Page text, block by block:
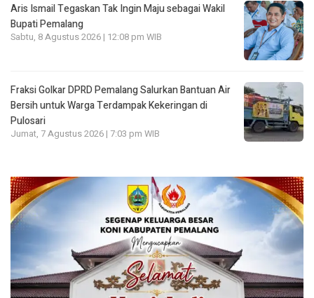
Aris Ismail Tegaskan Tak Ingin Maju sebagai Wakil
Bupati Pemalang
Sabtu, 8 Agustus 2026 | 12:08 pm WIB
Fraksi Golkar DPRD Pemalang Salurkan Bantuan Air
Bersih untuk Warga Terdampak Kekeringan di
Pulosari
Jumat, 7 Agustus 2026 | 7:03 pm WIB